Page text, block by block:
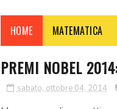
HOME MATEMATICA
PREMI NOBEL
sabato, ottobre 04, 2014